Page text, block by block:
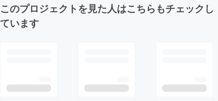
このプロジェクトを見た人はこちらもチェックし
ています